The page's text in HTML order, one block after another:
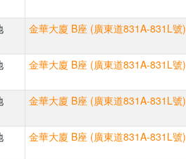
金華大廈 B座 (廣東道831A-831L號)
金華大廈 B座 (廣東道831A-831L號)
金華大廈 B座 (廣東道831A-831L號)
金華大廈 B座 (廣東道831A-831L號)